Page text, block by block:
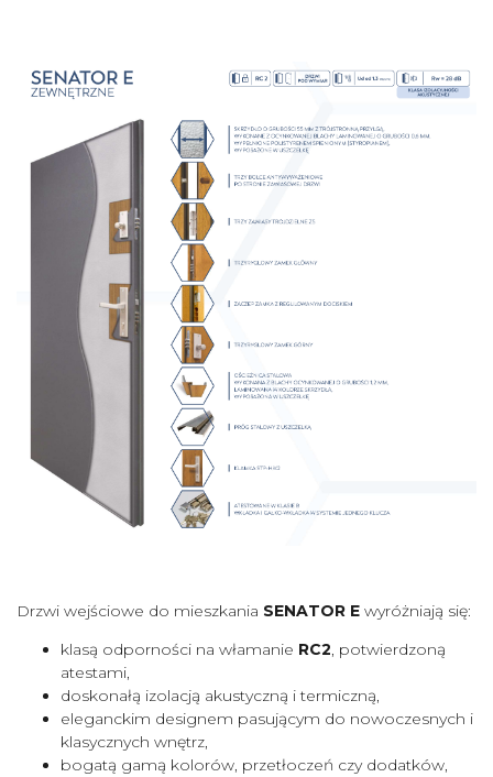
Drzwi wejściowe do mieszkania SENATOR E wyróżniają się:
klasą odporności na włamanie RC2, potwierdzoną
atestami,
doskonałą izolacją akustyczną i termiczną,
eleganckim designem pasującym do nowoczesnych i
klasycznych wnętrz,
bogatą gamą kolorów, przetłoczeń czy dodatków,